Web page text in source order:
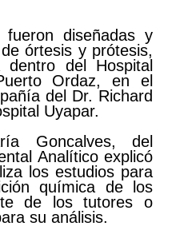
fueron diseñadas y
órtesis y prótesis,
dentro del Hospital
Ordaz, en el
del Dr. Richard
Uyapar.
Goncalves, del
Analítico explicó
los estudios para
química de los
de los tutores o
su análisis.